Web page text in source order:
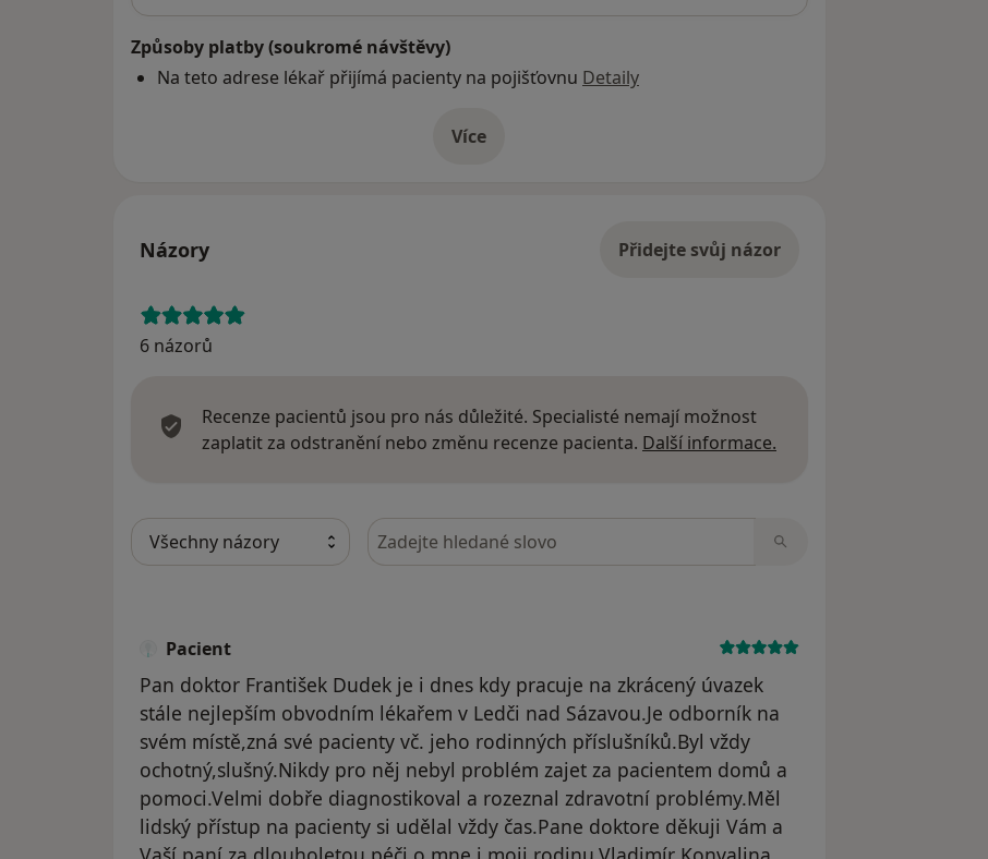
Způsoby platby (soukromé návštěvy)
Na teto adrese lékař přijímá pacienty na pojišťovnu Detaily
Víceo adrese
Názory Přidejte svůj názor
6 názorů
Recenze pacientů jsou pro nás důležité. Specialisté nemají možnost
zaplatit za odstranění nebo změnu recenze pacienta. Další informace.
Hledejte v názorech
Pacient
Pan doktor František Dudek je i dnes kdy pracuje na zkrácený úvazek
stále nejlepším obvodním lékařem v Ledči nad Sázavou.Je odborník na
svém místě,zná své pacienty vč. jeho rodinných příslušníků.Byl vždy
ochotný,slušný.Nikdy pro něj nebyl problém zajet za pacientem domů a
pomoci.Velmi dobře diagnostikoval a rozeznal zdravotní problémy.Měl
lidský přístup na pacienty si udělal vždy čas.Pane doktore děkuji Vám a